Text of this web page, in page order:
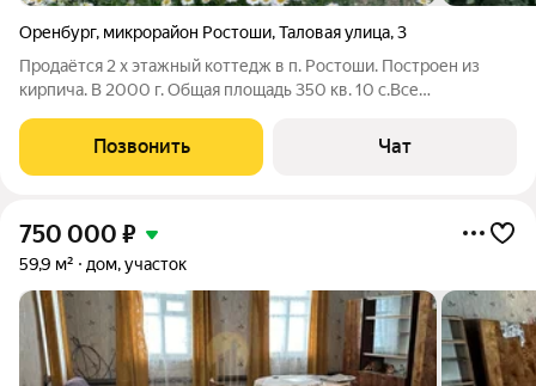
Оренбург, микрорайон Ростоши,Таловая улица,3
Продаётся 2 х этажный коттедж в п. Ростоши. Построен из
кирпича. В 2000 г. Общая площадь 350 кв. 10 с.Все
На 2 этаже 4 спальни . В доме 2 су. Сауна бассейном. Большой
подвал. Гараж на 1
Позвонить Чат
750 000 ₽
59,9 м² дом, участок